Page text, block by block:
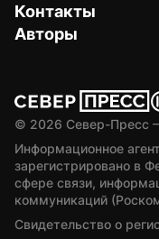
Контакты
Авторы
© 2026 Север-Пресс
Информационное
зарегистрировано в
сфере связи,
коммуникаций
Свидетельство о